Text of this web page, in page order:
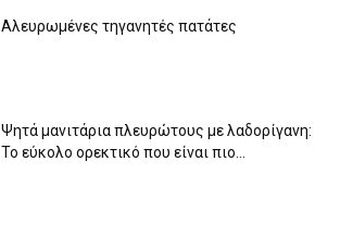
Αλευρωμένες τηγανητές πατάτες
Ψητά μανιτάρια πλευρώτους με λαδορίγανη:
Το εύκολο ορεκτικό που είναι πιο...